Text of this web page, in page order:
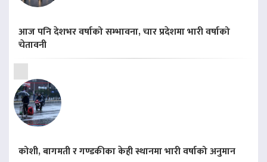
आज पनि देशभर वर्षाको सम्भावना, चार प्रदेशमा भारी वर्षाको
चेतावनी
कोशी, बागमती र गण्डकीका केही स्थानमा भारी वर्षाको अनुमान